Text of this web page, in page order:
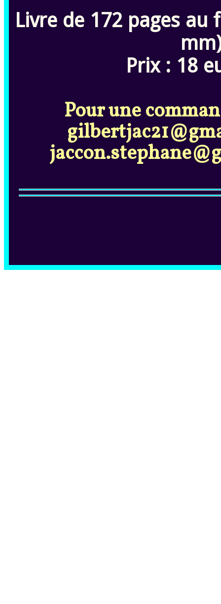
Livre de 172 pages au
Prix : 18
Pour une